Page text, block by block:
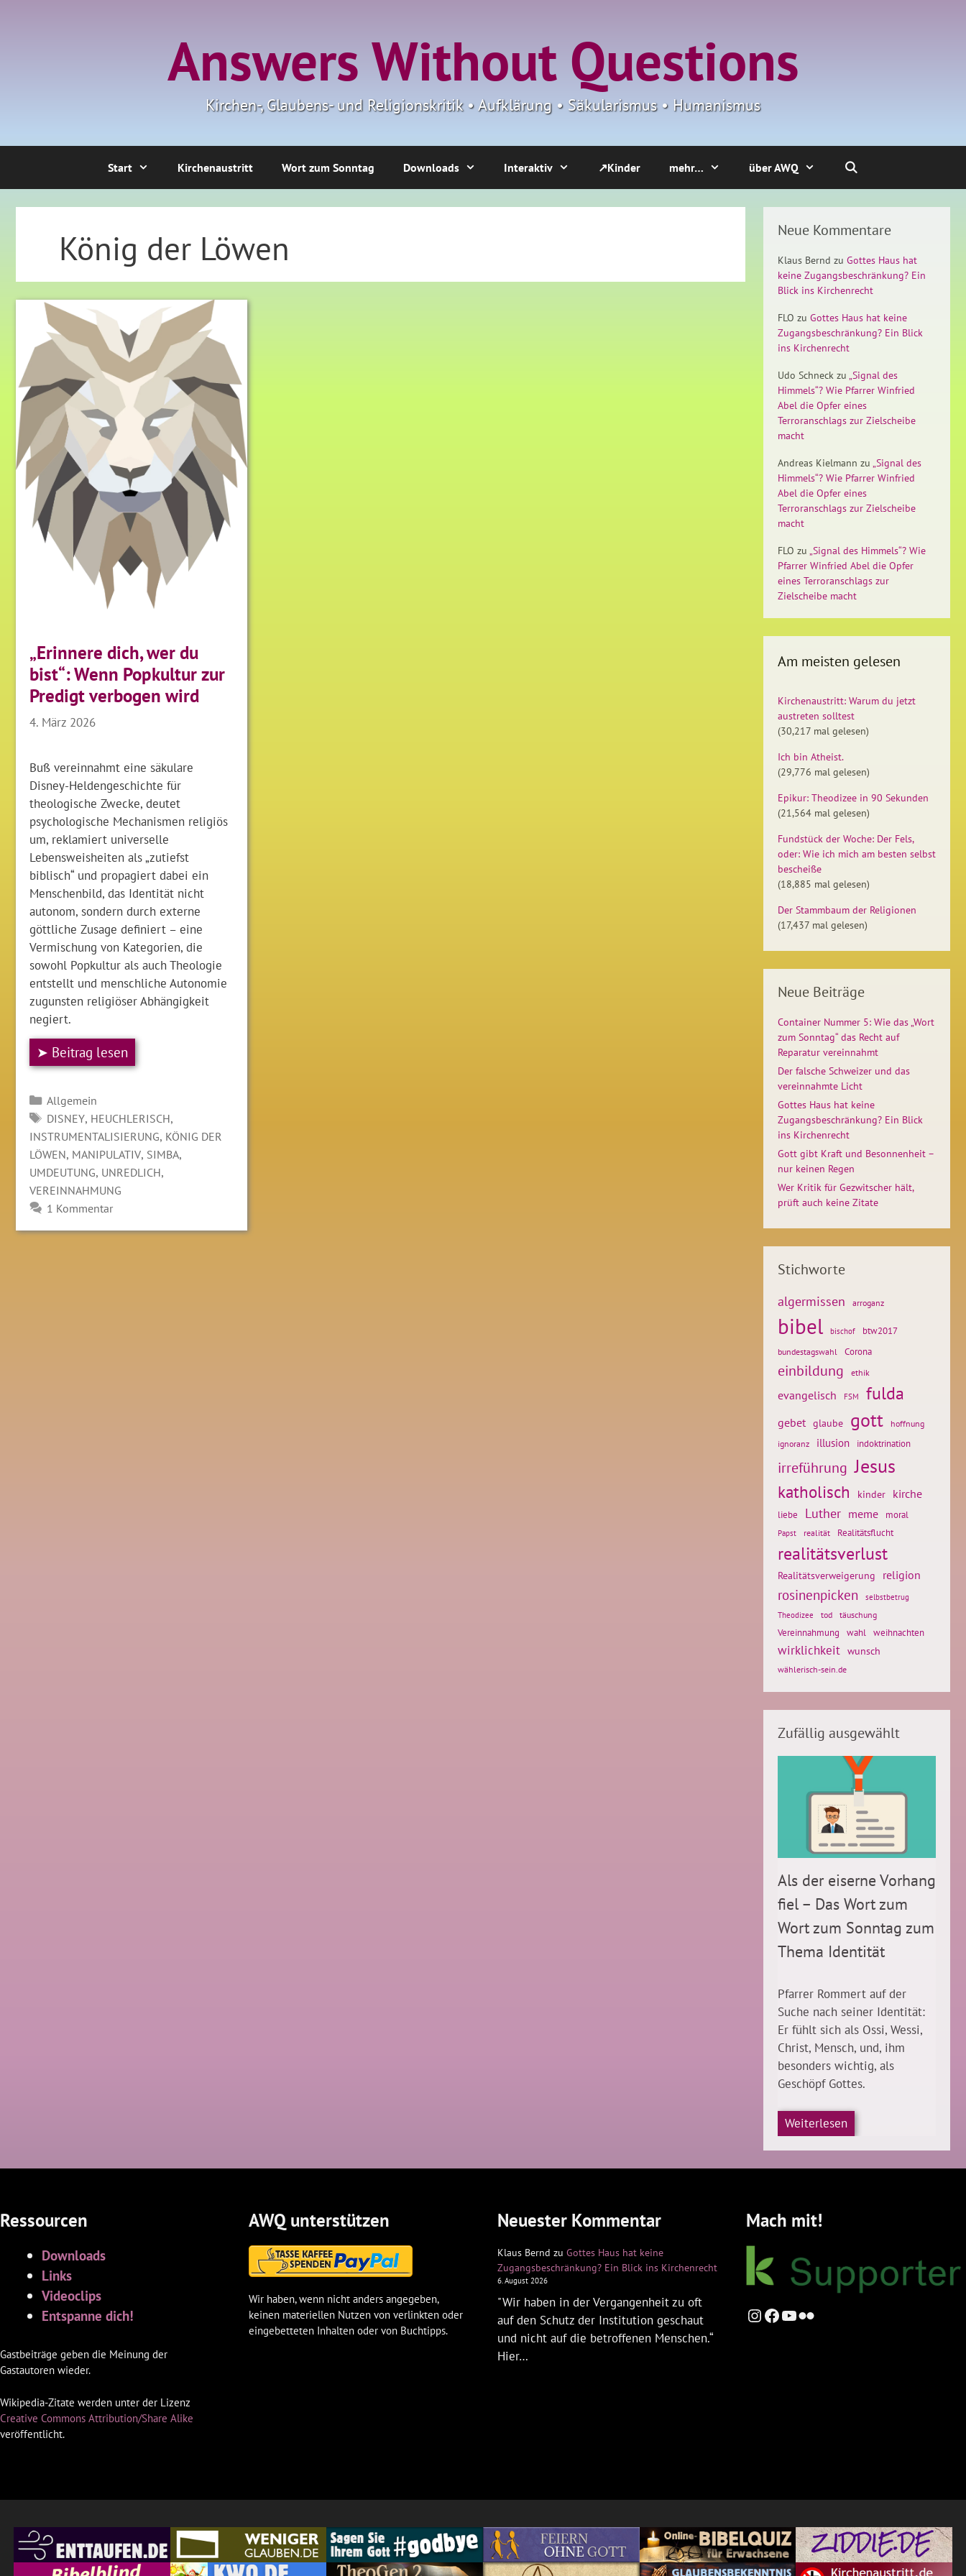
Answers Without Questions
Kirchen-, Glaubens- und Religionskritik • Aufklärung • Säkularismus • Humanismus
Start Kirchenaustritt Wort zum Sonntag Downloads Interaktiv ↗Kinder mehr… über AWQ
König der Löwen
„Erinnere dich, wer du
bist“: Wenn Popkultur zur
Predigt verbogen wird
4. März 2026
Buß vereinnahmt eine säkulare
Disney-Heldengeschichte für
theologische Zwecke, deutet
psychologische Mechanismen religiös
um, reklamiert universelle
Lebensweisheiten als „zutiefst
biblisch“ und propagiert dabei ein
Menschenbild, das Identität nicht
autonom, sondern durch externe
göttliche Zusage definiert – eine
Vermischung von Kategorien, die
sowohl Popkultur als auch Theologie
entstellt und menschliche Autonomie
zugunsten religiöser Abhängigkeit
negiert.
➤ Beitrag lesen
Kategorien
Allgemein
SCHLAGWÖRTER
DISNEY, HEUCHLERISCH,
INSTRUMENTALISIERUNG, KÖNIG DER
LÖWEN, MANIPULATIV, SIMBA,
UMDEUTUNG, UNREDLICH,
VEREINNAHMUNG
1 Kommentar
Neue Kommentare
Klaus Bernd zu Gottes Haus hat
keine Zugangsbeschränkung? Ein
Blick ins Kirchenrecht
FLO zu Gottes Haus hat keine
Zugangsbeschränkung? Ein Blick
ins Kirchenrecht
Udo Schneck zu „Signal des
Himmels“? Wie Pfarrer Winfried
Abel die Opfer eines
Terroranschlags zur Zielscheibe
macht
Andreas Kielmann zu „Signal des
Himmels“? Wie Pfarrer Winfried
Abel die Opfer eines
Terroranschlags zur Zielscheibe
macht
FLO zu „Signal des Himmels“? Wie
Pfarrer Winfried Abel die Opfer
eines Terroranschlags zur
Zielscheibe macht
Am meisten gelesen
Kirchenaustritt: Warum du jetzt
austreten solltest
(30,217 mal gelesen)
Ich bin Atheist.
(29,776 mal gelesen)
Epikur: Theodizee in 90 Sekunden
(21,564 mal gelesen)
Fundstück der Woche: Der Fels,
oder: Wie ich mich am besten selbst
bescheiße
(18,885 mal gelesen)
Der Stammbaum der Religionen
(17,437 mal gelesen)
Neue Beiträge
Container Nummer 5: Wie das „Wort
zum Sonntag“ das Recht auf
Reparatur vereinnahmt
Der falsche Schweizer und das
vereinnahmte Licht
Gottes Haus hat keine
Zugangsbeschränkung? Ein Blick
ins Kirchenrecht
Gott gibt Kraft und Besonnenheit –
nur keinen Regen
Wer Kritik für Gezwitscher hält,
prüft auch keine Zitate
Stichworte
algermissen arroganz
bibel bischof btw2017
bundestagswahl Corona
einbildung ethik
evangelisch FSM fulda
gebet glaube gott
hoffnung
ignoranz
illusion indoktrination
irreführung Jesus
katholisch kinder kirche
liebe Luther meme moral
Papst realität Realitätsflucht
realitätsverlust
Realitätsverweigerung religion
rosinenpicken
selbstbetrug
Theodizee
tod täuschung
Vereinnahmung wahl weihnachten
wirklichkeit wunsch
wählerisch-sein.de
Zufällig ausgewählt
Als der eiserne Vorhang
fiel – Das Wort zum
Wort zum Sonntag zum
Thema Identität
Pfarrer Rommert auf der
Suche nach seiner Identität:
Er fühlt sich als Ossi, Wessi,
Christ, Mensch, und, ihm
besonders wichtig, als
Geschöpf Gottes.
Weiterlesen
Ressourcen
Downloads
Links
Videoclips
Entspanne dich!
Gastbeiträge geben die Meinung der
Gastautoren wieder.
Wikipedia-Zitate werden unter der Lizenz
Creative Commons Attribution/Share Alike
veröffentlicht.
AWQ unterstützen
Wir haben, wenn nicht anders angegeben,
keinen materiellen Nutzen von verlinkten oder
eingebetteten Inhalten oder von Buchtipps.
Neuester Kommentar
Klaus Bernd zu Gottes Haus hat keine
Zugangsbeschränkung? Ein Blick ins Kirchenrecht
6. August 2026
"Wir haben in der Vergangenheit zu oft
auf den Schutz der Institution geschaut
und nicht auf die betroffenen Menschen.“
Hier…
Mach mit!
Instagram
Facebook
YouTube
Flickr